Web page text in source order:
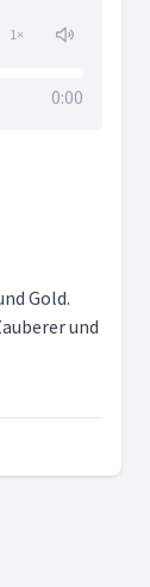
1×
0:00
Gold.
und